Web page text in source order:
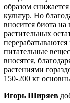
образом
культур. Но
вносится биота на
растительных
питательные
вносятся,
растениями
150-200 кг
Игорь Ширяев